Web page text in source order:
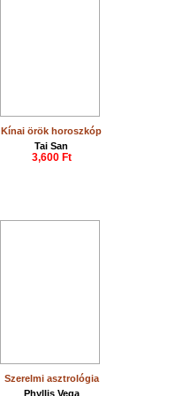
Kínai örök horoszkóp
Tai San
3,600 Ft
Szerelmi asztrológia
Phyllis Vega